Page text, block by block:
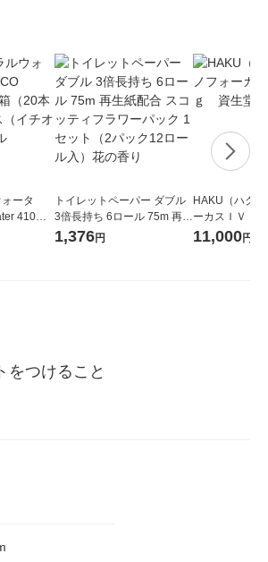
ータ
410ml
ルレス
トイレットペーパー ダブル
3倍長持ち 6ロール 75m 再生
紙配合 スコッティフラワー
1,376円
HAKU（ハク
ーカスＩＶ
堂 おまけ付き
11,000円
をつけること